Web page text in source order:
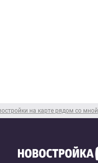
на карте рядом со мной